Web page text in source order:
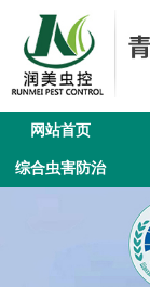
网站首页
综合虫害防治